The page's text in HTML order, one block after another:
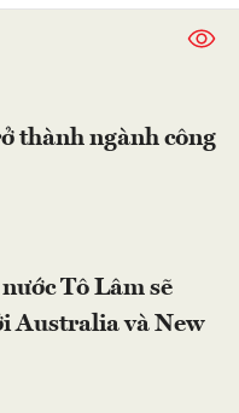
thành ngành công
Tô Lâm sẽ
Australia và New